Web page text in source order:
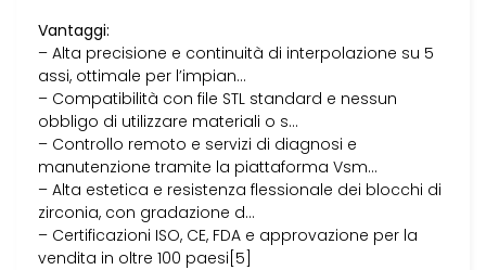
Vantaggi:
– Alta precisione e continuità di interpolazione su 5
assi, ottimale per l’impian…
– Compatibilità con file STL standard e nessun
obbligo di utilizzare materiali o s…
– Controllo remoto e servizi di diagnosi e
manutenzione tramite la piattaforma Vsm…
– Alta estetica e resistenza flessionale dei blocchi di
zirconia, con gradazione d…
– Certificazioni ISO, CE, FDA e approvazione per la
vendita in oltre 100 paesi[5]